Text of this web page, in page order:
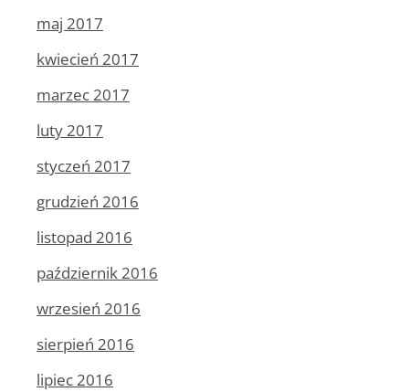
maj 2017
kwiecień 2017
marzec 2017
luty 2017
styczeń 2017
grudzień 2016
listopad 2016
październik 2016
wrzesień 2016
sierpień 2016
lipiec 2016